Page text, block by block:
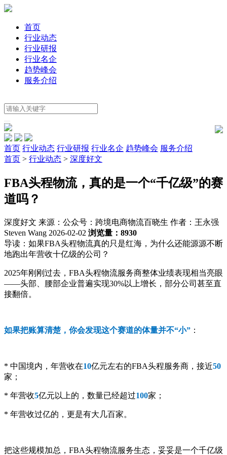
首页
行业动态
行业研报
行业名企
趋势峰会
服务介绍
首页 行业动态 行业研报 行业名企 趋势峰会 服务介绍
首页 > 行业动态 > 深度好文
FBA头程物流，真的是一个“千亿级”的赛
道吗？
深度好文 来源：公众号：跨境电商物流百晓生 作者：王永强
Steven Wang 2026-02-02 浏览量：8930
导读： 如果FBA头程物流真的只是红海，为什么还能源源不断
地跑出年营收十亿级的公司？
2025年刚刚过去，FBA头程物流服务商整体业绩表现相当亮眼
——头部、腰部企业普遍实现30%以上增长，部分公司甚至直
接翻倍。
如果把账算清楚，你会发现这个赛道的体量并不“小” ：
* 中国境内，年营收在10亿元左右的FBA头程服务商，接近50
家；
* 年营收5亿元以上的，数量已经超过100家；
* 年营收过亿的，更是有大几百家。
把这些规模加总，FBA头程物流服务生态，妥妥是一个千亿级